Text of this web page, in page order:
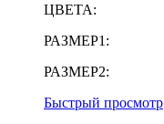
ЦВЕТА:
РАЗМЕР1:
РАЗМЕР2:
Быстрый просмотр